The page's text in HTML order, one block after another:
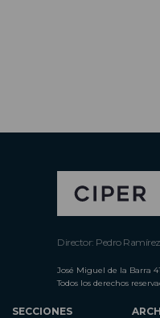
Director: Pedro Ramírez
José Miguel de la Barra
Todos los derechos
SECCIONES